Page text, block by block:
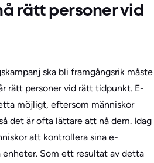
rätt personer vid
ska bli framgångsrik måste
rätt personer vid rätt tidpunkt. E-
möjligt, eftersom människor
det är ofta lättare att nå dem. Idag
att kontrollera sina e-
Som ett resultat av detta